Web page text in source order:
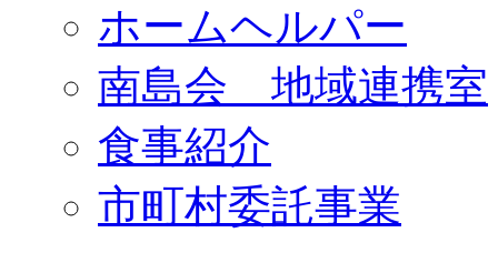
ホームヘルパー
南島会 地域連携室
食事紹介
市町村委託事業